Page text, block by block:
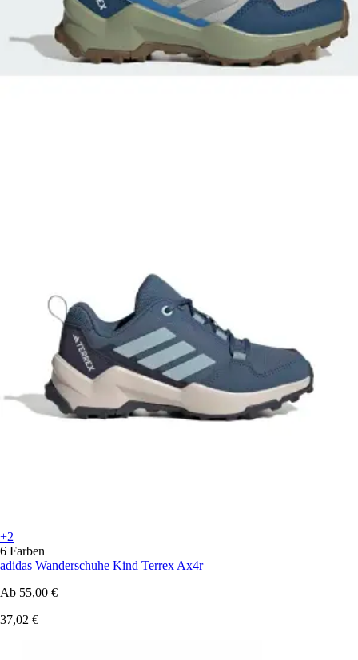
+2
6 Farben
adidas Wanderschuhe Kind Terrex Ax4r
Ab 55,00 €
37,02 €